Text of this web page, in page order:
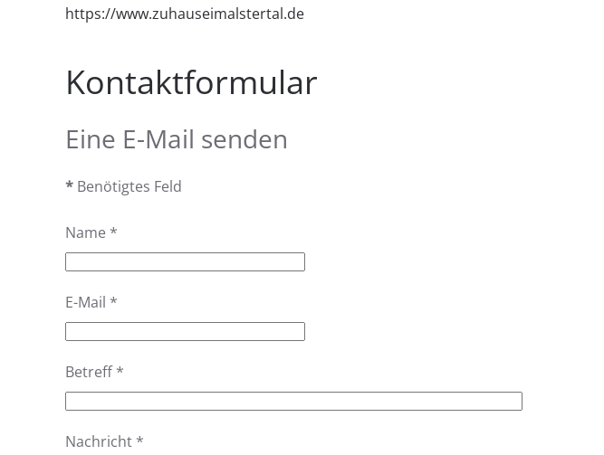
https://www.zuhauseimalstertal.de
Kontaktformular
Eine E-Mail senden
* Benötigtes Feld
Name *
E-Mail *
Betreff*
Nachricht *